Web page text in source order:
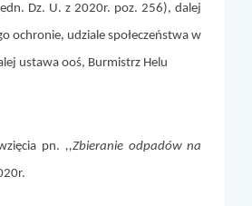
Dz. U. z 2020r. poz. 256), dalej
ochronie, udziale społeczeństwa w
ustawa ooś, Burmistrz Helu
pn. ,,Zbieranie odpadów na